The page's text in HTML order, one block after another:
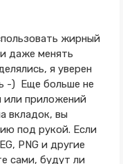
жирный
даже менять
я уверен
-) Еще больше не
или приложений
вкладок, вы
под рукой. Если
PNG и другие
сами, будут ли